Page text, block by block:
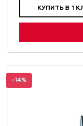
КУПИТЬ В 1
-14%